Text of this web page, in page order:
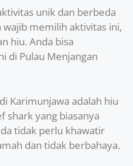
unik dan berbeda
memilih aktivitas ini,
hiu. Anda bisa
di Pulau Menjangan
Karimunjawa adalah hiu
shark yang biasanya
tidak perlu khawatir
dan tidak berbahaya.